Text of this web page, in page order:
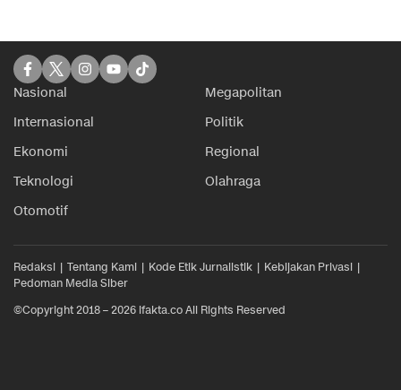
Nasional
Megapolitan
Internasional
Politik
Ekonomi
Regional
Teknologi
Olahraga
Otomotif
Redaksi Tentang Kami Kode Etik Jurnalistik
Kebijakan Privasi
Pedoman Media Siber
©Copyright 2018 – 2026 ifakta.co All Rights Reserved